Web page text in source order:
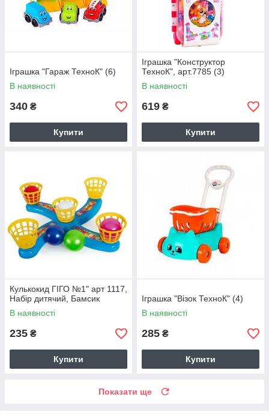
Іграшка "Гараж ТехноК" (6)
В наявності
340 ₴
Купити
Іграшка "Конструктор
ТехноК", арт.7785 (3)
В наявності
619 ₴
Купити
Кулькокид ГІГО №1" арт 1117,
Набір дитячий, Бамсик
В наявності
235 ₴
Купити
Іграшка "Візок ТехноК" (4)
В наявності
285 ₴
Купити
Показати ще